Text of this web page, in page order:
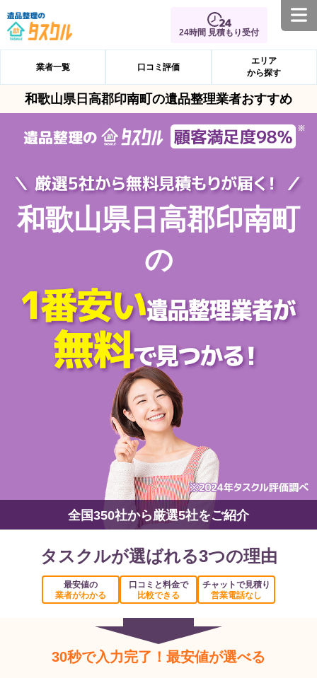
24時間 見積もり受付
業者一覧 口コミ評価
エリア
から探す
和歌山県日高郡印南町の遺品整理業者おすすめ
和歌山県日高郡印南町
の
全国350社から厳選5社をご紹介
タスクルが選ばれる3つの理由
最安値の
業者がわかる
口コミと料金で
比較できる
チャットで見積り
営業電話なし
30秒で入力完了！最安値が選べる